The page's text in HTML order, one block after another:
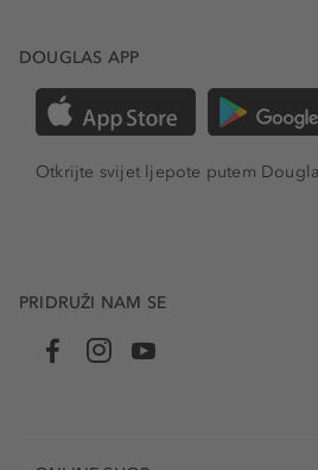
DOUGLAS APP
Otkrijte svijet ljepote putem
PRIDRUŽI NAM SE